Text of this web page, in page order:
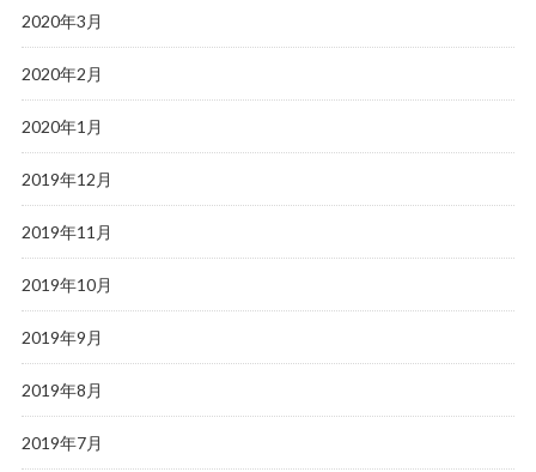
2020年3月
2020年2月
2020年1月
2019年12月
2019年11月
2019年10月
2019年9月
2019年8月
2019年7月